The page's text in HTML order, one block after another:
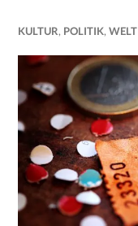
KULTUR, POLITIK,WELT